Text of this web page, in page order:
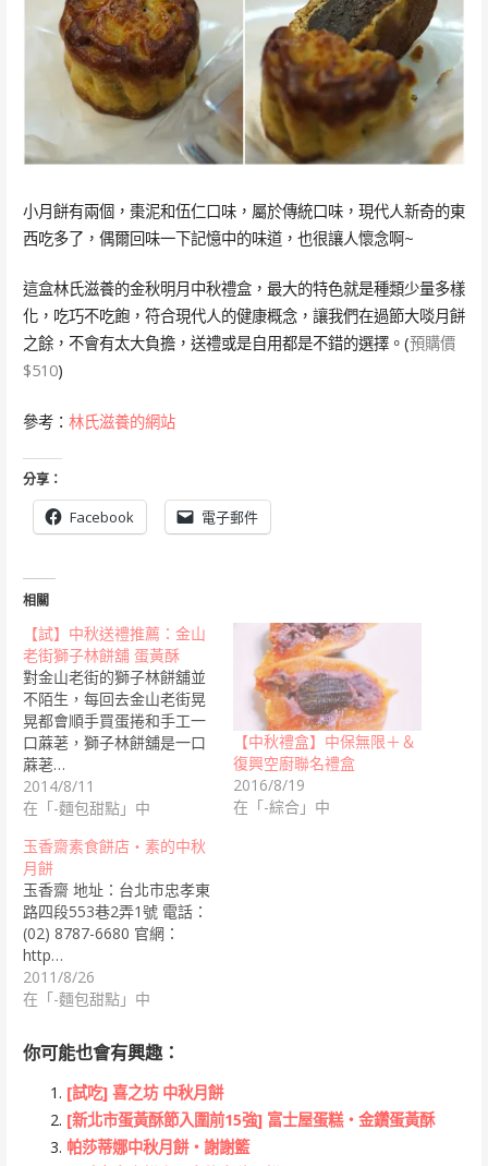
小月餅有兩個，棗泥和伍仁口味，屬於傳統口味，現代人新奇的東
西吃多了，偶爾回味一下記憶中的味道，也很讓人懷念啊~
這盒林氏滋養的金秋明月中秋禮盒，最大的特色就是種類少量多樣
化，吃巧不吃飽，符合現代人的健康概念，讓我們在過節大啖月餅
之餘，不會有太大負擔，送禮或是自用都是不錯的選擇。(預購價
$510)
參考： 林氏滋養的網站
分享：
Facebook 電子郵件
相關
【試】中秋送禮推薦：金山
老街獅子林餅舖 蛋黃酥
對金山老街的獅子林餅舖並
不陌生，每回去金山老街晃
晃都會順手買蛋捲和手工一
口蔴荖，獅子林餅舖是一口
蔴荖…
2014/8/11
在「-麵包甜點」中
【中秋禮盒】中保無限＋＆
復興空廚聯名禮盒
2016/8/19
在「-綜合」中
玉香齋素食餅店‧素的中秋
月餅
玉香齋 地址：台北市忠孝東
路四段553巷2弄1號 電話：
(02) 8787-6680 官網：
http…
2011/8/26
在「-麵包甜點」中
你可能也會有興趣：
[試吃] 喜之坊 中秋月餅
[新北市蛋黃酥節入圍前15強] 富士屋蛋糕‧金鑽蛋黃酥
帕莎蒂娜中秋月餅‧謝謝籃